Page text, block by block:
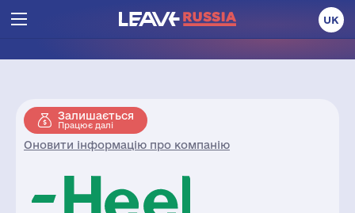
UK
Залишається
Працює далі
Оновити інформацію про компанію